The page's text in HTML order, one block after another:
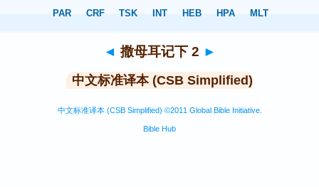
> 撒母耳记下 2
◄ 撒母耳记下 2 ►
中文标准译本 (CSB Simplified)
中文标准译本 (CSB Simplified) ©2011 Global Bible Initiative.
Bible Hub